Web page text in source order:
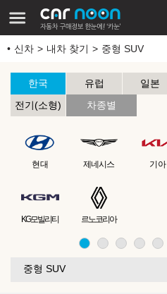
신차 내차 찾기 중형 SUV
한국 유럽 일본
전기(소형)
차종별
현대 제네시스 기아
KG모빌리티 르노코리아
중형 SUV